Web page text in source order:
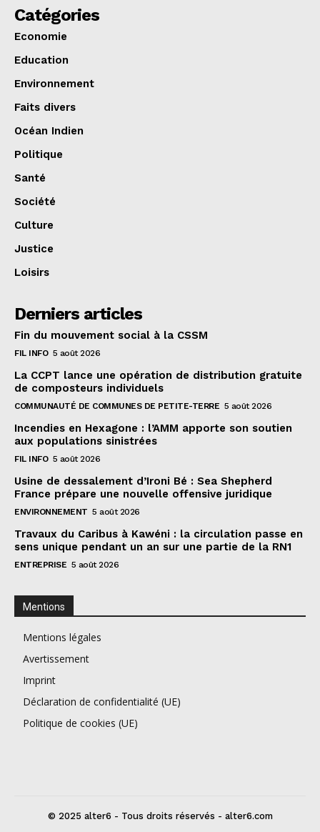
Catégories
Economie
Education
Environnement
Faits divers
Océan Indien
Politique
Santé
Société
Culture
Justice
Loisirs
Derniers articles
Fin du mouvement social à la CSSM
FIL INFO 5 août 2026
La CCPT lance une opération de distribution gratuite
de composteurs individuels
COMMUNAUTÉ DE COMMUNES DE PETITE-TERRE 5 août 2026
Incendies en Hexagone : l’AMM apporte son soutien
aux populations sinistrées
FIL INFO 5 août 2026
Usine de dessalement d’Ironi Bé : Sea Shepherd
France prépare une nouvelle offensive juridique
ENVIRONNEMENT 5 août 2026
Travaux du Caribus à Kawéni : la circulation passe en
sens unique pendant un an sur une partie de la RN1
ENTREPRISE 5 août 2026
Mentions
Mentions légales
Avertissement
Imprint
Déclaration de confidentialité (UE)
Politique de cookies (UE)
© 2025 alter6 - Tous droits réservés - alter6.com